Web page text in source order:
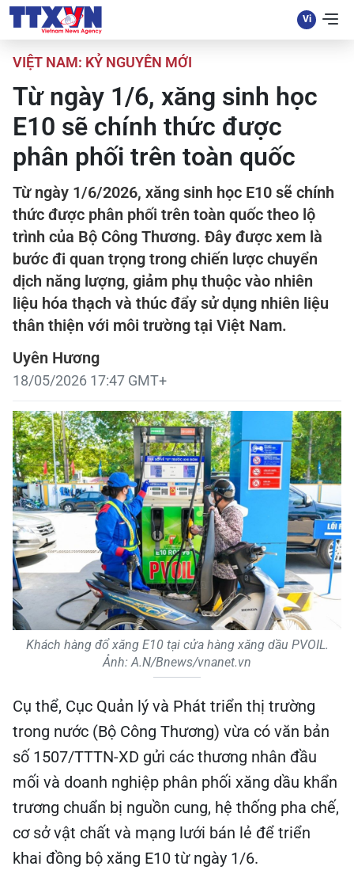
VIỆT NAM: KỶ NGUYÊN MỚI
Từ ngày 1/6, xăng sinh học
E10 sẽ chính thức được
phân phối trên toàn quốc
Từ ngày 1/6/2026, xăng sinh học E10 sẽ chính
thức được phân phối trên toàn quốc theo lộ
trình của Bộ Công Thương. Đây được xem là
bước đi quan trọng trong chiến lược chuyển
dịch năng lượng, giảm phụ thuộc vào nhiên
liệu hóa thạch và thúc đẩy sử dụng nhiên liệu
thân thiện với môi trường tại Việt Nam.
Uyên Hương
18/05/2026 17:47 GMT+
Khách hàng đổ xăng E10 tại cửa hàng xăng dầu PVOIL.
Ảnh: A.N/Bnews/vnanet.vn
Cụ thể, Cục Quản lý và Phát triển thị trường
trong nước (Bộ Công Thương) vừa có văn bản
số 1507/TTTN-XD gửi các thương nhân đầu
mối và doanh nghiệp phân phối xăng dầu khẩn
trương chuẩn bị nguồn cung, hệ thống pha chế,
cơ sở vật chất và mạng lưới bán lẻ để triển
khai đồng bộ xăng E10 từ ngày 1/6.